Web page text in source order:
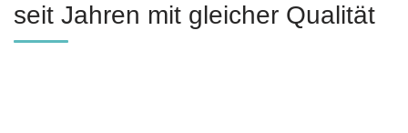
seit Jahren mit gleicher Qualität